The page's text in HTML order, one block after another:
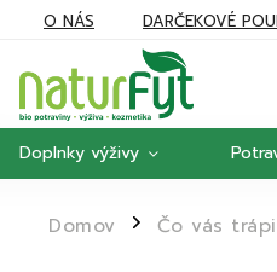
O NÁS DARČEKOVÉ
Doplnky výživy
Domov / Čo vás trápi